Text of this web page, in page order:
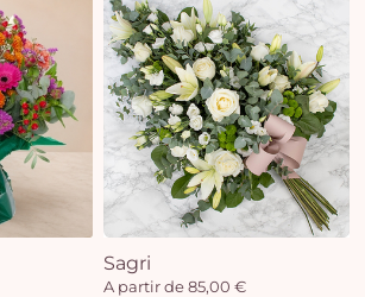
Sagri
A partir de 85,00 €